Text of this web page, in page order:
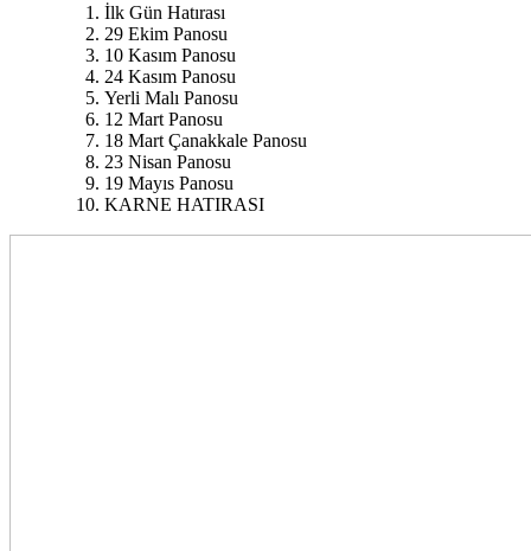
İlk Gün Hatırası
29 Ekim Panosu
10 Kasım Panosu
24 Kasım Panosu
Yerli Malı Panosu
12 Mart Panosu
18 Mart Çanakkale Panosu
23 Nisan Panosu
19 Mayıs Panosu
KARNE HATIRASI